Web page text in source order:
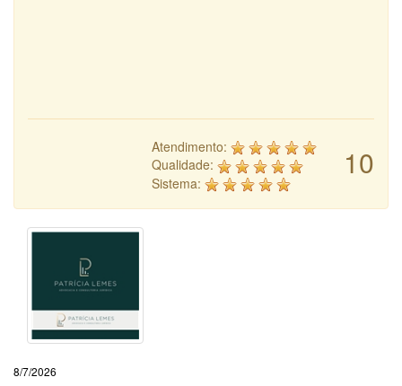
10
Atendimento:
Qualidade:
Sistema:
8/7/2026